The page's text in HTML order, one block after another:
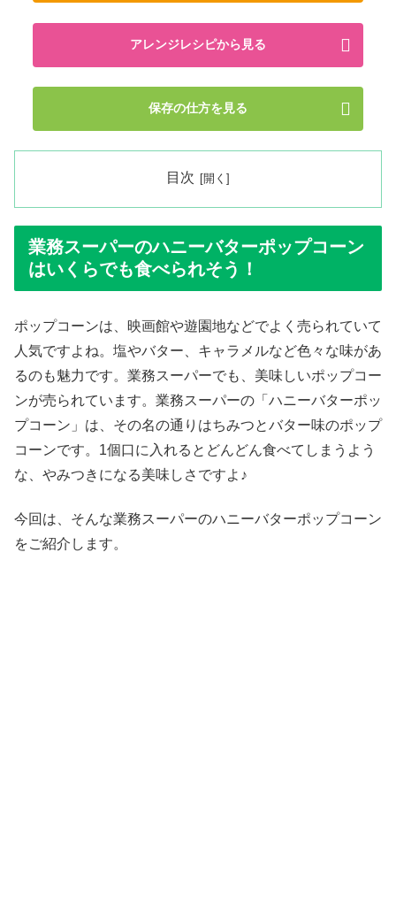
アレンジレシピから見る
保存の仕方を見る
目次
業務スーパーのハニーバターポップコーン
はいくらでも食べられそう！
ポップコーンは、映画館や遊園地などでよく売られていて
人気ですよね。塩やバター、キャラメルなど色々な味があ
るのも魅力です。業務スーパーでも、美味しいポップコー
ンが売られています。業務スーパーの「ハニーバターポッ
プコーン」は、その名の通りはちみつとバター味のポップ
コーンです。1個口に入れるとどんどん食べてしまうよう
な、やみつきになる美味しさですよ♪
今回は、そんな業務スーパーのハニーバターポップコーン
をご紹介します。